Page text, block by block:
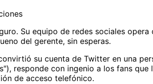
Su equipo de redes sociales
del gerente, sin esperas.
su cuenta de Twitter en una
responde con ingenio a los fans que
de acceso telefónico.